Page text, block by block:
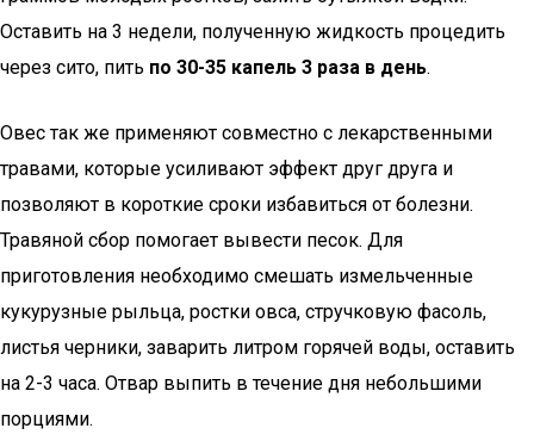
Оставить на 3 недели, полученную жидкость процедить
через сито, пить по 30-35 капель 3 раза в день.
Овес так же применяют совместно с лекарственными
травами, которые усиливают эффект друг друга и
позволяют в короткие сроки избавиться от болезни.
Травяной сбор помогает вывести песок. Для
приготовления необходимо смешать измельченные
кукурузные рыльца, ростки овса, стручковую фасоль,
листья черники, заварить литром горячей воды, оставить
на 2-3 часа. Отвар выпить в течение дня небольшими
порциями.